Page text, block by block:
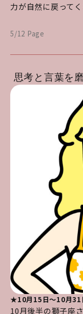
力が自然に戻ってく
5/12 Page
思考と言葉を
★10月15日～10月31
10月後半の獅子座